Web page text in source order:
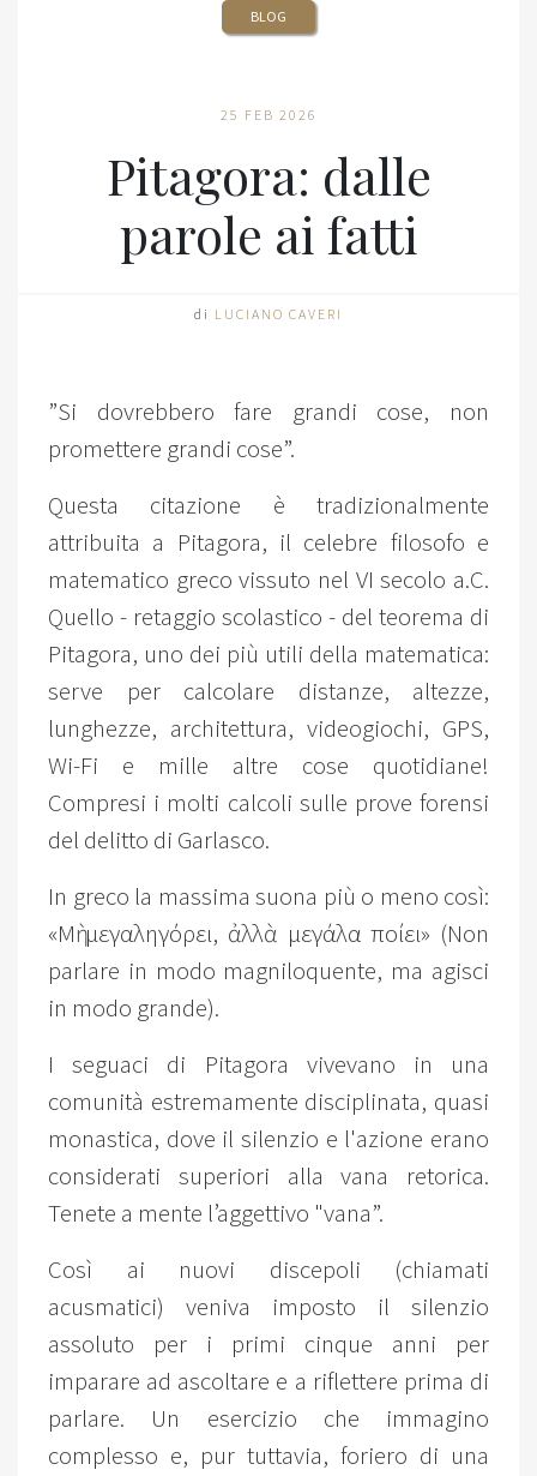
BLOG
25 FEB 2026
Pitagora: dalle
parole ai fatti
di LUCIANO CAVERI
”Si dovrebbero fare grandi cose, non
promettere grandi cose”.
Questa citazione è tradizionalmente
attribuita a Pitagora, il celebre filosofo e
matematico greco vissuto nel VI secolo a.C.
Quello - retaggio scolastico - del teorema di
Pitagora, uno dei più utili della matematica:
serve per calcolare distanze, altezze,
lunghezze, architettura, videogiochi, GPS,
Wi-Fi e mille altre cose quotidiane!
Compresi i molti calcoli sulle prove forensi
del delitto di Garlasco.
In greco la massima suona più o meno così:
«Μὴ μεγαληγόρει, ἀλλὰ μεγάλα ποίει» (Non
parlare in modo magniloquente, ma agisci
in modo grande).
I seguaci di Pitagora vivevano in una
comunità estremamente disciplinata, quasi
monastica, dove il silenzio e l'azione erano
considerati superiori alla vana retorica.
Tenete a mente l’aggettivo "vana”.
Così ai nuovi discepoli (chiamati
acusmatici) veniva imposto il silenzio
assoluto per i primi cinque anni per
imparare ad ascoltare e a riflettere prima di
parlare. Un esercizio che immagino
complesso e, pur tuttavia, foriero di una